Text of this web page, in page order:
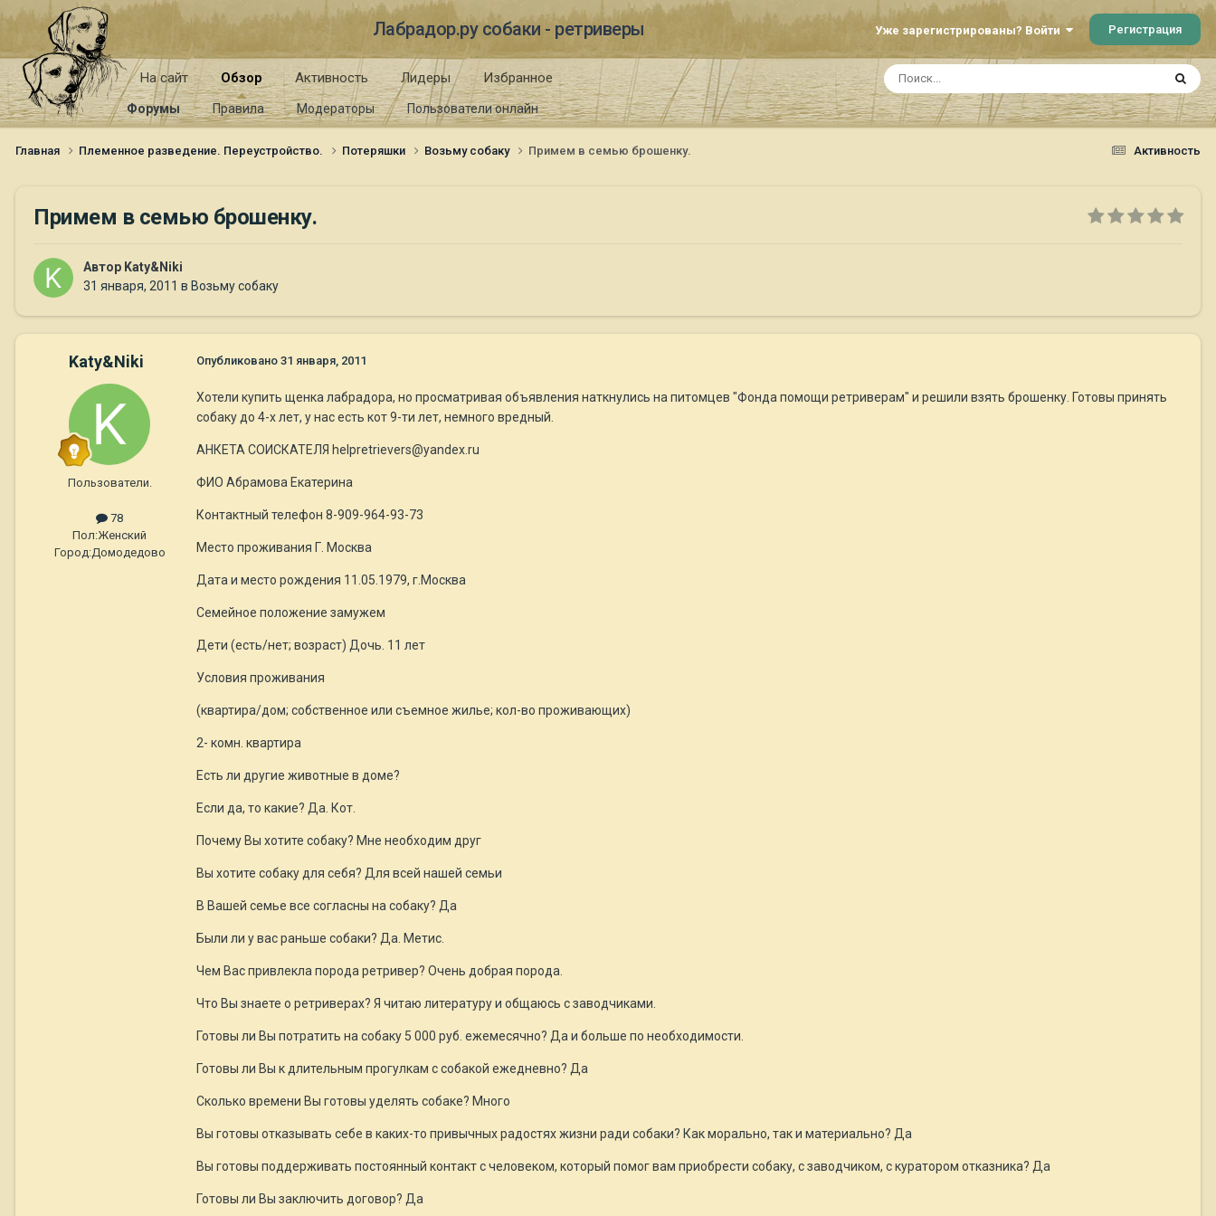
Лабрадор.ру собаки - ретриверы Уже зарегистрированы? Войти Регистрация
На сайт Обзор
Форумы Правила Модераторы Пользователи онлайн
Активность Лидеры Избранное
Активность
Главная Племенное разведение. Переустройство. Потеряшки Возьму собаку Примем в семью брошенку.
Примем в семью брошенку.
Автор Katy&Niki
31 января, 2011 в Возьму собаку
Katy&Niki
Пользователи.
78
Пол:Женский
Город:Домодедово
Опубликовано 31 января, 2011
Хотели купить щенка лабрадора, но просматривая объявления наткнулись на питомцев "Фонда помощи ретриверам" и решили взять брошенку. Готовы принять
собаку до 4-х лет, у нас есть кот 9-ти лет, немного вредный.
АНКЕТА СОИСКАТЕЛЯ helpretrievers@yandex.ru
ФИО Абрамова Екатерина
Контактный телефон 8-909-964-93-73
Место проживания Г. Москва
Дата и место рождения 11.05.1979, г.Москва
Семейное положение замужем
Дети (есть/нет; возраст) Дочь. 11 лет
Условия проживания
(квартира/дом; собственное или съемное жилье; кол-во проживающих)
2- комн. квартира
Есть ли другие животные в доме?
Если да, то какие? Да. Кот.
Почему Вы хотите собаку? Мне необходим друг
Вы хотите собаку для себя? Для всей нашей семьи
В Вашей семье все согласны на собаку? Да
Были ли у вас раньше собаки? Да. Метис.
Чем Вас привлекла порода ретривер? Очень добрая порода.
Что Вы знаете о ретриверах? Я читаю литературу и общаюсь с заводчиками.
Готовы ли Вы потратить на собаку 5 000 руб. ежемесячно? Да и больше по необходимости.
Готовы ли Вы к длительным прогулкам с собакой ежедневно? Да
Сколько времени Вы готовы уделять собаке? Много
Вы готовы отказывать себе в каких-то привычных радостях жизни ради собаки? Как морально, так и материально? Да
Вы готовы поддерживать постоянный контакт с человеком, который помог вам приобрести собаку, с заводчиком, с куратором отказника? Да
Готовы ли Вы заключить договор? Да